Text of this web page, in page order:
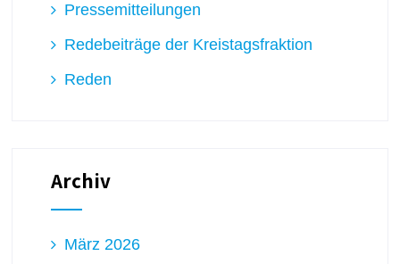
Pressemitteilungen
Redebeiträge der Kreistagsfraktion
Reden
Archiv
März 2026